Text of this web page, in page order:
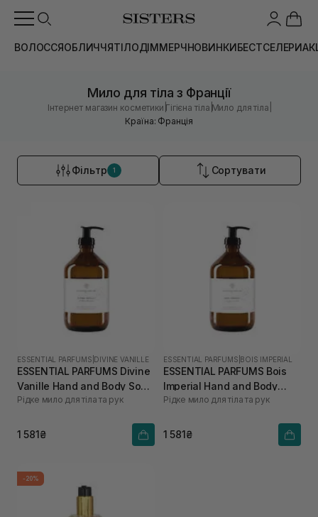
ВОЛОССЯОБЛИЧЧЯТІЛОДІММЕРЧНОВИНКИБЕСТСЕЛЕРИ
Мило для тіла з Франції
Інтернет магазин косметики |Гігієна тіла |Мило для тіла
Країна: Франція
Фільтр 1 Сортувати
ESSENTIAL PARFUMS DIVINE VANILLE
ESSENTIAL PARFUMS Divine
Vanille Hand and Body Soap
500 мл
Рідке мило для тіла та рук
1 581₴
ESSENTIAL PARFUMS BOIS IMPERIAL
ESSENTIAL PARFUMS Bois
Imperial Hand and Body
Soap 500 мл
Рідке мило для тіла та рук
1 581₴
-20%